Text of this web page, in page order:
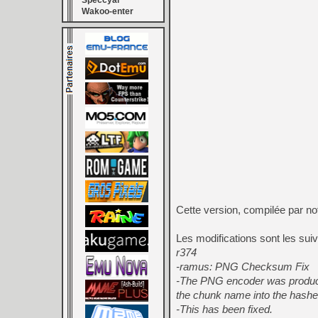
Wakoo-enter
Cette version, compilée par
Les modifications sont les
r374
-ramus: PNG Checksum Fix
-The PNG encoder was
the chunk name into the
-This has been fixed.